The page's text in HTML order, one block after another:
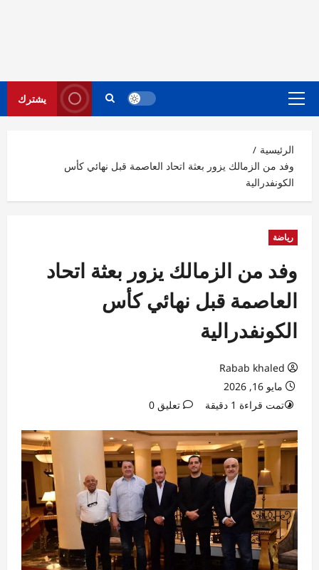
القائمة
يشترك
الرئيسية
وفد من الزمالك يزور بعثة اتحاد العاصمة قبل نهائي كأس
الكونفدرالية
رياضة
وفد من الزمالك يزور بعثة اتحاد
العاصمة قبل نهائي كأس
الكونفدرالية
Rabab khaled
مايو 16, 2026
تمت قراءة 1 دقيقة
تعليق 0